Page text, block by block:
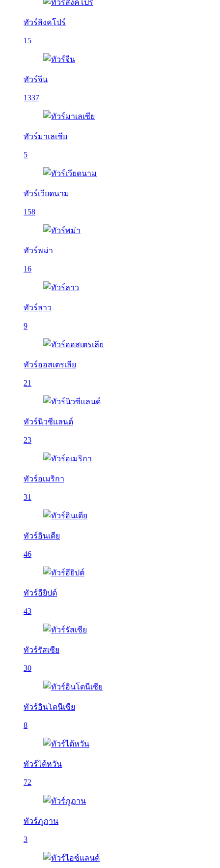
ทัวร์สิงคโปร์
15
ทัวร์จีน
1337
ทัวร์มาเลเซีย
5
ทัวร์เวียดนาม
158
ทัวร์พม่า
16
ทัวร์ลาว
9
ทัวร์ออสเตรเลีย
21
ทัวร์นิวซีแลนด์
23
ทัวร์อเมริกา
31
ทัวร์อินเดีย
46
ทัวร์อียิปต์
43
ทัวร์รัสเซีย
30
ทัวร์อินโดนีเซีย
8
ทัวร์ไต้หวัน
72
ทัวร์ภูฏาน
3